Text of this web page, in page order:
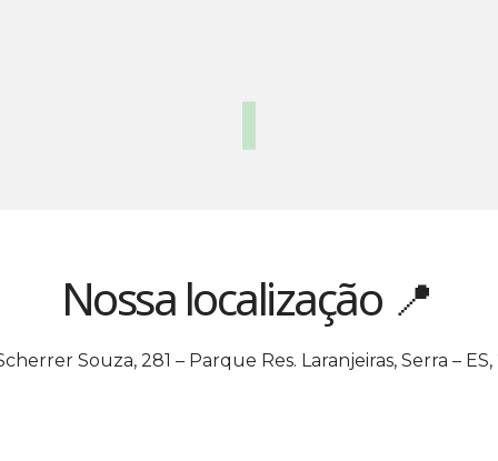
Nossa localização 📍
Souza, 281 – Parque Res. Laranjeiras, Serra –